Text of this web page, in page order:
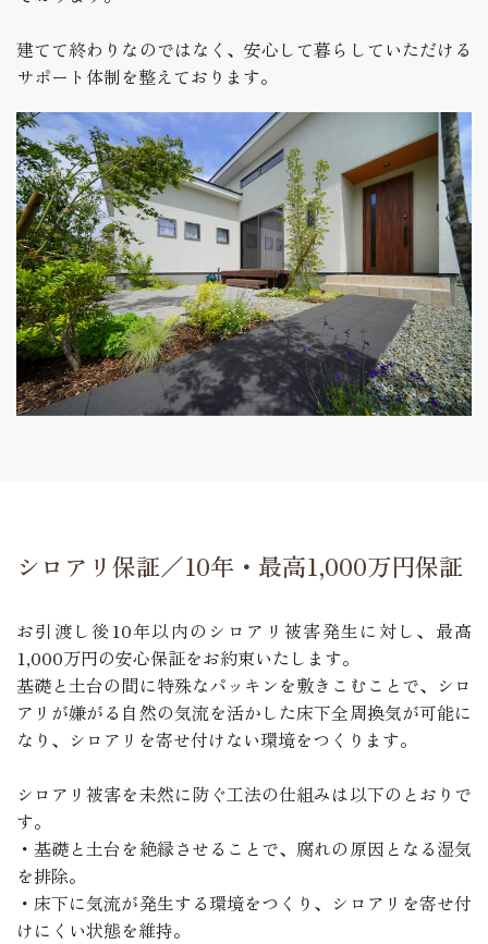
建てて終わりなのではなく、安心して暮らしていただける
サポート体制を整えております。
シロアリ保証／10年・最高1,000万円保証
お引渡し後10年以内のシロアリ被害発生に対し、最高
1,000万円の安心保証をお約束いたします。
基礎と土台の間に特殊なパッキンを敷きこむことで、シロ
アリが嫌がる自然の気流を活かした床下全周換気が可能に
なり、シロアリを寄せ付けない環境をつくります。
シロアリ被害を未然に防ぐ工法の仕組みは以下のとおりで
す。
・基礎と土台を絶縁させることで、腐れの原因となる湿気
を排除。
・床下に気流が発生する環境をつくり、シロアリを寄せ付
けにくい状態を維持。